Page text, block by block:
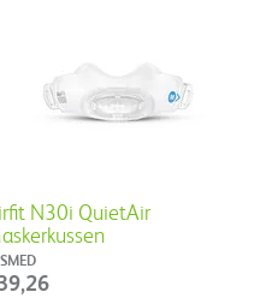
N30i QuietAir